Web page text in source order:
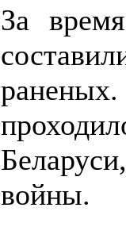
За
раненых.
войны.